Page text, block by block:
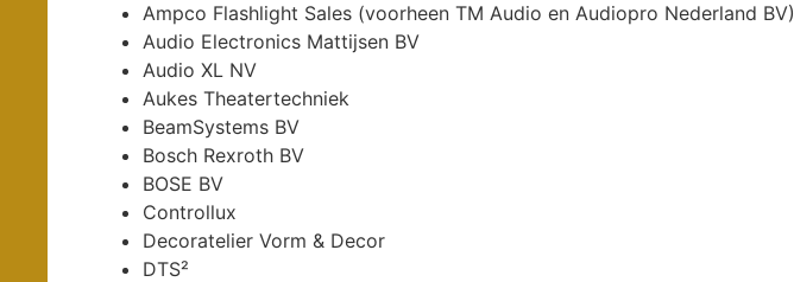
Ampco Flashlight Sales (voorheen TM Audio en Audiopro Nederland BV)
Audio Electronics Mattijsen BV
Audio XL NV
Aukes Theatertechniek
BeamSystems BV
Bosch Rexroth BV
BOSE BV
Controllux
Decoratelier Vorm & Decor
DTS²